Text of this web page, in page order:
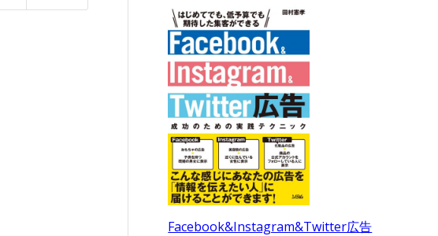
Facebook&Instagram&Twitter広告